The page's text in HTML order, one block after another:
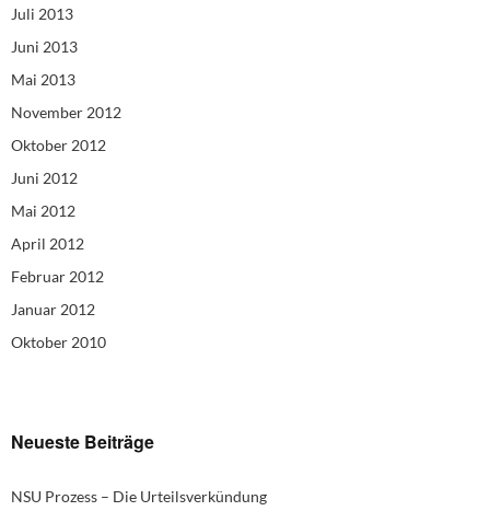
Juli 2013
Juni 2013
Mai 2013
November 2012
Oktober 2012
Juni 2012
Mai 2012
April 2012
Februar 2012
Januar 2012
Oktober 2010
Neueste Beiträge
NSU Prozess – Die Urteilsverkündung